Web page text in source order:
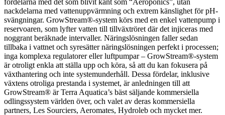
nackdelarna med vattenuppvärmning och extrem känslighet för pH-
svängningar. GrowStream®-system körs med en enkel vattenpump i
reservoaren, som lyfter vatten till tillväxtröret där det injiceras med
noggrant beräknade intervaller. Näringslösningen faller sedan
tillbaka i vattnet och syresätter näringslösningen perfekt i processen;
inga komplexa regulatorer eller luftpumpar – GrowStream®-system
är otroligt enkla att ställa upp och köra, så att du kan fokusera på
växthantering och inte systemunderhåll. Dessa fördelar, inklusive
växtens otroliga prestanda i systemet, är anledningen till att
GrowStream® är Terra Aquatica’s bäst säljande kommersiella
odlingssystem världen över, och valet av deras kommersiella
partners, Les Sourciers, Aeromates, Hydroleb och mycket mer.